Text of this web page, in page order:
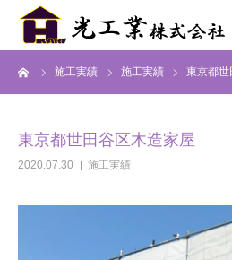
施工実績 施工実績 東京都世
東京都世田谷区木造家屋
2020.07.30 施工実績
HOME